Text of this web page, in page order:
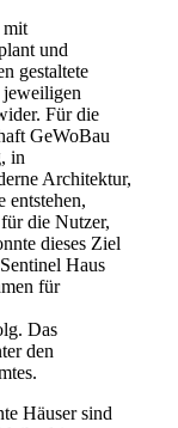
mit
und
gestaltete
Für die
GeWoBau
in
Architektur,
entstehen,
die Nutzer,
dieses Ziel
Sentinel Haus
für
Das
den
Häuser sind